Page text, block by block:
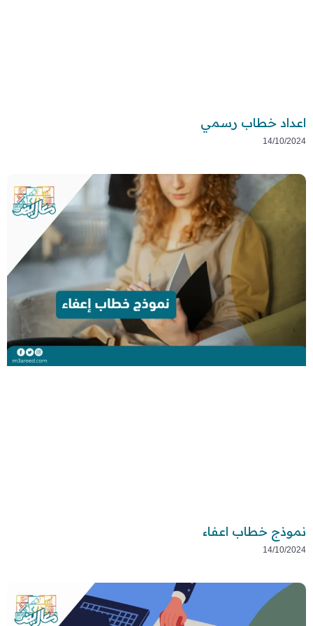
اعداد خطاب رسمي
14/10/2024
نموذج خطاب اعفاء
14/10/2024